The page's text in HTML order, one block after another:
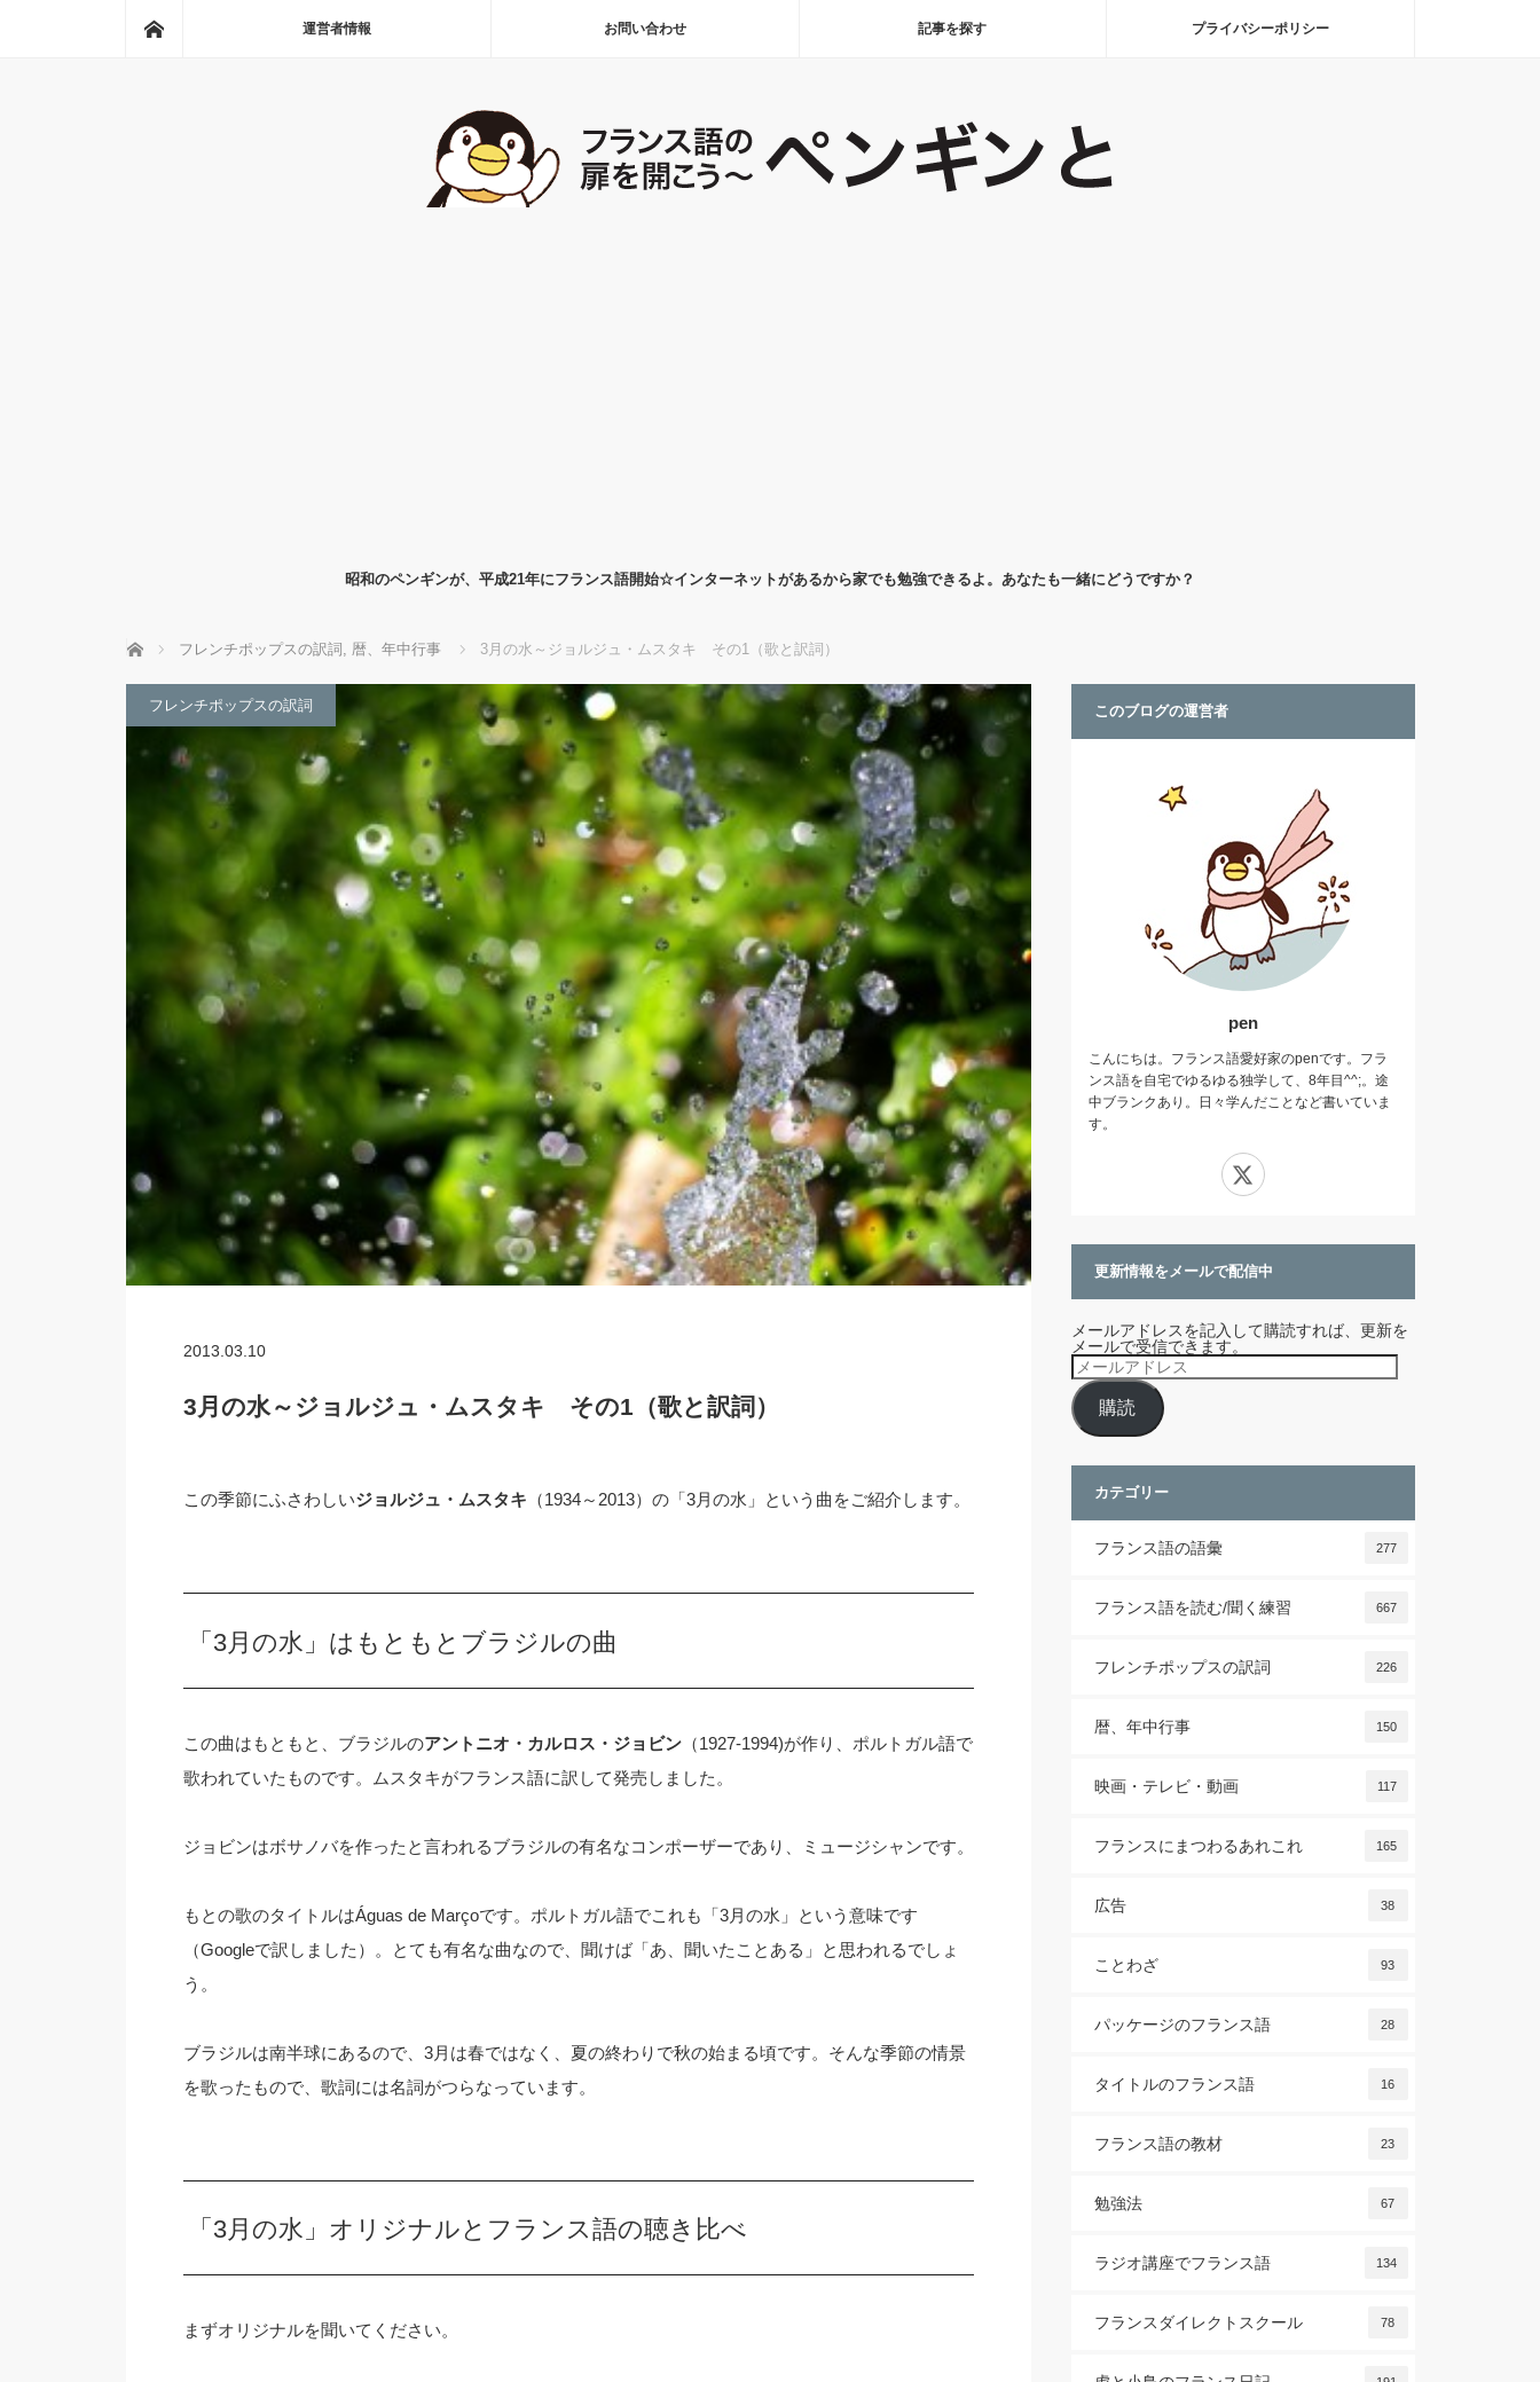
運営者情報 お問い合わせ 記事を探す プライバシーポリシー
昭和のペンギンが、平成21年にフランス語開始☆インターネットがあるから家でも勉強できるよ。あなたも一緒にどうですか？
ホーム フレンチポップスの訳詞 , 暦、年中行事 3月の水～ジョルジュ・ムスタキ その1（歌と訳詞）
フレンチポップスの訳詞
2013.03.10
3月の水～ジョルジュ・ムスタキ その1（歌と訳詞）
この季節にふさわしいジョルジュ・ムスタキ （1934～2013）の「3月の水」という曲をご紹介します。
「3月の水」はもともとブラジルの曲
この曲はもともと、ブラジルのアントニオ・カルロス・ジョビン（1927-1994)が作り、ポルトガル語で
歌われていたものです。ムスタキがフランス語に訳して発売しました。
ジョビンはボサノバを作ったと言われるブラジルの有名なコンポーザーであり、ミュージシャンです。
もとの歌のタイトルはÁguas de Marçoです。ポルトガル語でこれも「3月の水」という意味です
（Googleで訳しました）。とても有名な曲なので、聞けば「あ、聞いたことある」と思われるでしょ
う。
ブラジルは南半球にあるので、3月は春ではなく、夏の終わりで秋の始まる頃です。そんな季節の情景
を歌ったもので、歌詞には名詞がつらなっています。
「3月の水」オリジナルとフランス語の聴き比べ
まずオリジナルを聞いてください。
このブログの運営者
pen
こんにちは。フランス語愛好家のpenです。フラ
ンス語を自宅でゆるゆる独学して、8年目^^;。途
中ブランクあり。日々学んだことなど書いていま
す。
更新情報をメールで配信中
メールアドレスを記入して購読すれば、更新を
メールで受信できます。
メ
ー
ル
ア
ド
購読
カテゴリー
フランス語の語彙 277
フランス語を読む/聞く練習 667
フレンチポップスの訳詞 226
暦、年中行事 150
映画・テレビ・動画 117
フランスにまつわるあれこれ 165
広告 38
ことわざ 93
パッケージのフランス語 28
タイトルのフランス語 16
フランス語の教材 23
勉強法 67
ラジオ講座でフランス語 134
フランスダイレクトスクール 78